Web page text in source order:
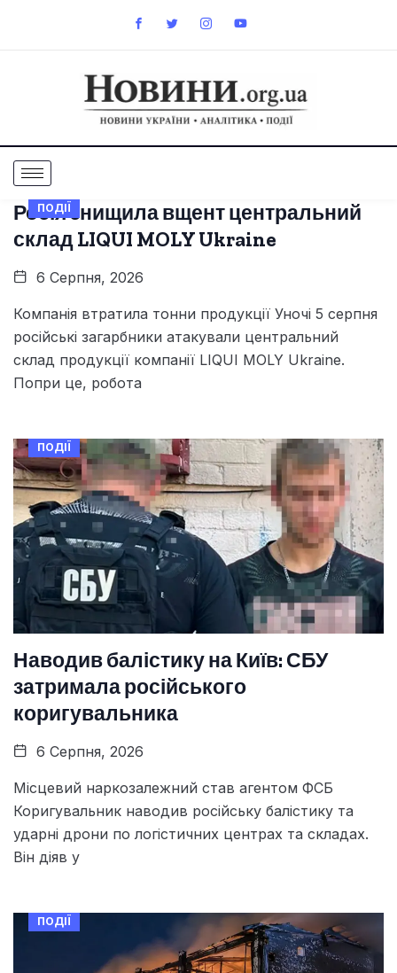
ПОДІЇ
Росія знищила вщент центральний
склад LIQUI MOLY Ukraine
6 Серпня, 2026
Компанія втратила тонни продукції Уночі 5 серпня
російські загарбники атакували центральний
склад продукції компанії LIQUI MOLY Ukraine.
Попри це, робота
ПОДІЇ
Наводив балістику на Київ: СБУ
затримала російського
коригувальника
6 Серпня, 2026
Місцевий наркозалежний став агентом ФСБ
Коригувальник наводив російську балістику та
ударні дрони по логістичних центрах та складах.
Він діяв у
ПОДІЇ